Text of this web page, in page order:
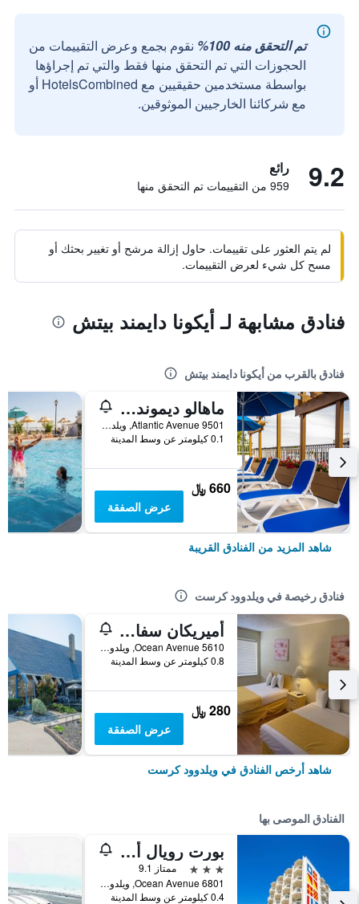
تم التحقق منه 100%
نقوم بجمع وعرض التقييمات من
الحجوزات التي تم التحقق منها فقط والتي تم إجراؤها
بواسطة مستخدمين حقيقيين مع HotelsCombined أو
مع شركائنا الخارجيين الموثوقين.
9.2 رائع
959 من التقييمات تم التحقق منها
لم يتم العثور على تقييمات. حاول إزالة مرشح أو تغيير بحثك أو
مسح كل شيء لعرض التقييمات.
فنادق مشابهة لـ أيكونا دايمند بيتش
فنادق بالقرب من أيكونا دايمند بيتش
ماهالو ديموند بيتش
9501 Atlantic Avenue, ويلدوود كرست, NJ, الولايات المتحدة الأميريكية
0.1 كيلومتر عن وسط المدينة
660 ﷼
عرض الصفقة
شاهد المزيد من الفنادق القريبة
فنادق رخيصة في ويلدوود كرست
أميريكان سفاري موتيل
5610 Ocean Avenue, ويلدوود كرست, NJ, الولايات المتحدة الأميريكية
0.8 كيلومتر عن وسط المدينة
280 ﷼
عرض الصفقة
شاهد أرخص الفنادق في ويلدوود كرست
الفنادق الموصى بها
بورت رويال أوشن فرونت هوتل
3 نجوم
ممتاز 9.1
6801 Ocean Avenue, ويلدوود كرست, NJ, الولايات المتحدة الأميريكية
0.4 كيلومتر عن وسط المدينة